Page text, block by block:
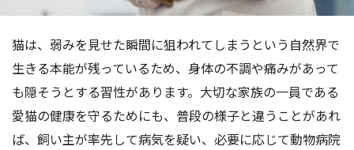
猫は、弱みを見せた瞬間に狙われてしまうという自然界で
生きる本能が残っているため、身体の不調や痛みがあって
も隠そうとする習性があります。大切な家族の一員である
愛猫の健康を守るためにも、普段の様子と違うことがあれ
ば、飼い主が率先して病気を疑い、必要に応じて動物病院